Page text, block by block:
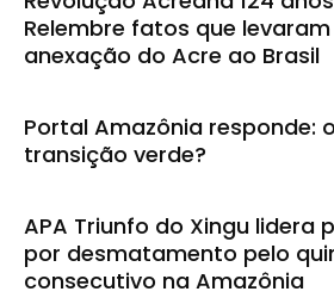
Relembre fatos que
anexação do Acre ao Brasil
Portal Amazônia responde:
transição verde?
APA Triunfo do Xingu lidera
por desmatamento pelo
consecutivo na Amazônia